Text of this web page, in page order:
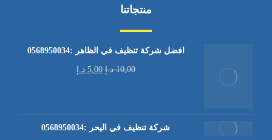
منتجاتنا
افضل شركة تنظيف في الظاهر :0568950034
10,00 د.إ 5,00 د.إ
شركة تنظيف في اليحر :0568950034